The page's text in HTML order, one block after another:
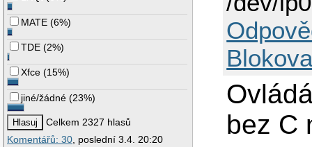
MATE (6%)
TDE (2%)
Xfce (15%)
jiné/žádné (23%)
Celkem 2327 hlasů
Komentářů: 30, poslední 3.4. 20:20
bez C